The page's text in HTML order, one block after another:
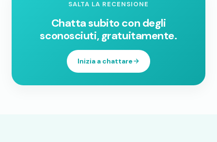
SALTA LA RECENSIONE
Chatta subito con degli
sconosciuti, gratuitamente.
Inizia a chattare